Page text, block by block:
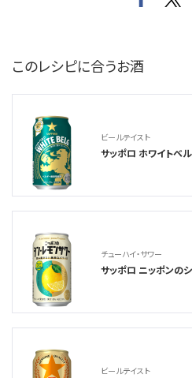
このレシピに合うお酒
ビールテイスト
サッポロ ホワイトベ
チューハイ・サワー
サッポロ ニッポンの
ビールテイスト